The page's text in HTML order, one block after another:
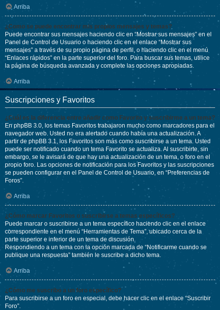
Arriba
¿Como se puede encontrar mis propios mensajes y temas?
Puede encontrar sus mensajes haciendo clic en “Mostrar sus mensajes” en el
Panel de Control de Usuario o haciendo clic en el enlace “Mostrar sus
mensajes” a través de su propio página de perfil, o haciendo clic en el menú
“Enlaces rápidos” en la parte superior del foro. Para buscar sus temas, utilice
la página de búsqueda avanzada y complete las opciones apropiadas.
Arriba
Suscripciones y Favoritos
¿Cuál es la diferencia entre añadir como Favorito y suscribirme a un tema?
En phpBB 3.0, los temas Favoritos trabajaron mucho como marcadores para el
navegador web. Usted no era alertado cuando había una actualización. A
partir de phpBB 3.1, los Favoritos son más como suscribirse a un tema. Usted
puede ser notificado cuando un tema Favorito se actualiza. Al suscribirte, sin
embargo, se le avisará de que hay una actualización de un tema, o foro en el
propio foro. Las opciones de notificación para los Favoritos y las suscripciones
se pueden configurar en el Panel de Control de Usuario, en “Preferencias de
Foros”.
Arriba
¿Cómo marcar Favoritos o suscribirse a temas específicos?
Puede marcar o suscribirse a un tema específico haciendo clic en el enlace
correspondiente en el menú “Herramientas de Tema”, ubicado cerca de la
parte superior e inferior de un tema de discusión.
Respondiendo a un tema con la opción marcada de “Notificarme cuando se
publique una respuesta” también le suscribe a dicho tema.
Arriba
¿Cómo me suscribo a un foro específico?
Para suscribirse a un foro en especial, debe hacer clic en el enlace “Suscribir
Foro”.